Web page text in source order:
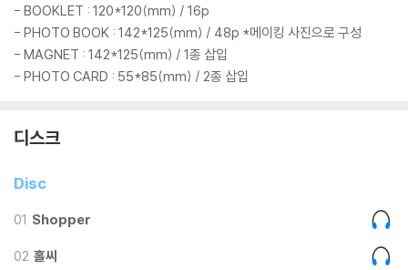
너지 자체를 싸그리 뒤집어 놓았다. 쉽고 편한 것은 잠시 뒤로 하고 다시 한
번 쏟아내듯 도전하고 싶어졌다. 번아웃이라는 걸 인정하지 못한 채 같은
자리를 빙빙 돌며 차일피일 앨범의 마무리를 미루던 내 머릿속을 명료하게
정리해 준 것은 그 더운 밤의 관객들이었다.
이번에는 내 목소리가 이 곡을 듣는 이들에게 ‘자신이 원하는 것에 확신을
시원한 기타 사운드를 기반으로 다양한 transition들이 쉴 새 없이 귀를
자극한다.
- BOOKLET : 120*120(mm) / 16p
- PHOTO BOOK : 142*125(mm) / 48p *메이킹 사진으로 구성
- MAGNET : 142*125(mm) / 1종 삽입
- PHOTO CARD : 55*85(mm) / 2종 삽입
디스크
Disc
01 Shopper
02 홀씨